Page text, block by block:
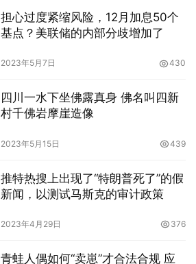
担心过度紧缩风险，12月加息50个
基点？美联储的内部分歧增加了
2023年5月7日 430
四川一水下坐佛露真身 佛名叫四新
村千佛岩摩崖造像
2023年5月15日 439
推特热搜上出现了“特朗普死了”的假
新闻，以测试马斯克的审计政策
2023年4月29日 376
青蛙人偶如何“卖崽”才合法合规 应